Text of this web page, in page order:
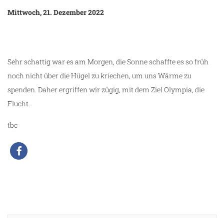
Mittwoch, 21. Dezember 2022
Sehr schattig war es am Morgen, die Sonne schaffte es so früh
noch nicht über die Hügel zu kriechen, um uns Wärme zu
spenden. Daher ergriffen wir zügig, mit dem Ziel Olympia, die
Flucht.
tbc